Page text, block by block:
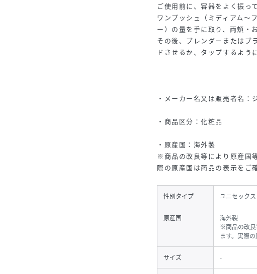
ご使用前に、容器をよく振っ
ワンプッシュ（ミディアム～
ー）の量を手に取り、両頬・
その後、ブレンダーまたはブ
ドさせるか、タップするよう
・メーカー名又は販売者名：
・商品区分：化粧品
・原産国：海外製
※商品の改良等により原産国
際の原産国は商品の表示をご
性別タイプ ユニセックス
原産国
海外製
※商品の改良
ます。実際
サイズ -